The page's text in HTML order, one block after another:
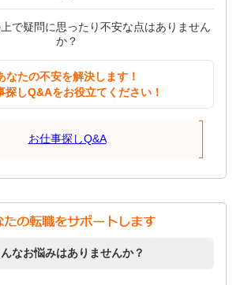
で疑問に思ったり不安な点はありません
か？
なたの不安を解決します！
探しQ&Aをお役立てください！
お仕事探しQ&A
なお悩みはありませんか？